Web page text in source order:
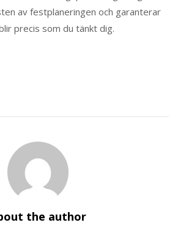
av festplaneringen och garanterar
precis som du tänkt dig.
the author